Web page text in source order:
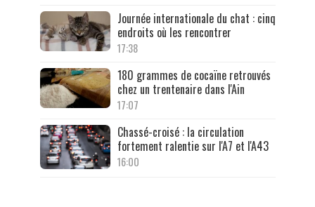
Journée internationale du chat : cinq
endroits où les rencontrer
17:38
180 grammes de cocaïne retrouvés
chez un trentenaire dans l'Ain
17:07
Chassé-croisé : la circulation
fortement ralentie sur l'A7 et l'A43
16:00